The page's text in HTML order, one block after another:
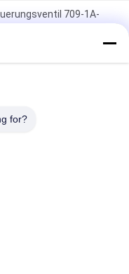
709-1A-
Komatsu, 723-57-
für Volvo EC290B
for?